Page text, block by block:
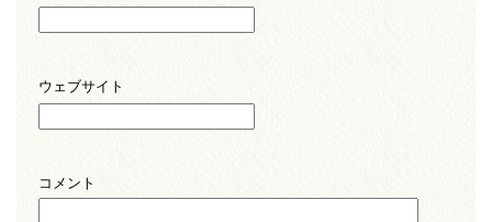
ウェブサイト
コメント